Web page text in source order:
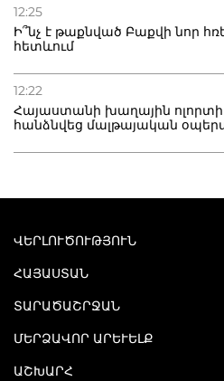
12:25
Ի՞նչ է թաքնված Բաքվի նոր
հետևում
12:22
Հայաստանի խաղային ոլորտի
հանձնվեց մալթայական
ՎԵՐԼՈՒԾՈՒԹՅՈՒՆ
ՀԱՅԱՍՏԱՆ
ՏԱՐԱԾԱՇՐՋԱՆ
ՄԵՐՁԱՎՈՐ ԱՐԵՒԵԼՔ
ԱՇԽԱՐՀ